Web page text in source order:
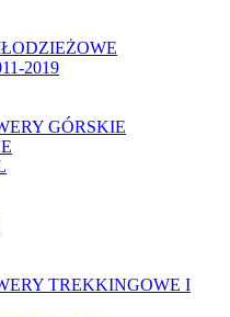
2019
GÓRSKIE
TREKKINGOWE I